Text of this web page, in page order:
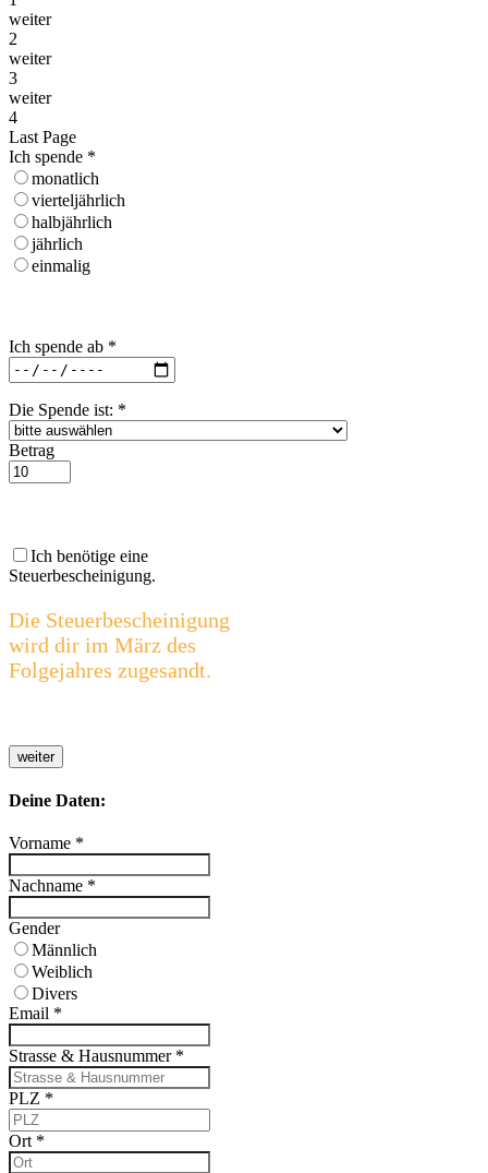
weiter
2
weiter
3
weiter
4
Last Page
Ich spende *
monatlich
vierteljährlich
halbjährlich
jährlich
einmalig
Ich spende ab *
Die Spende ist: *
Betrag
Ich benötige eine
Steuerbescheinigung.
Die Steuerbescheinigung
wird dir im März des
Folgejahres zugesandt.
weiter
Deine Daten:
Vorname *
Nachname *
Gender
Männlich
Weiblich
Divers
Email *
Strasse & Hausnummer *
PLZ *
Ort *